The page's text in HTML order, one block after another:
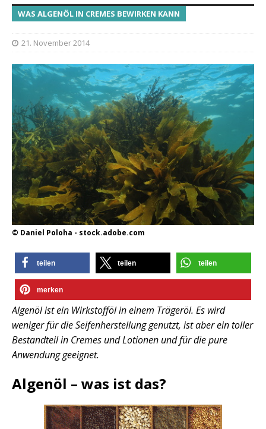
WAS ALGENÖL IN CREMES BEWIRKEN KANN
21. November 2014
© Daniel Poloha - stock.adobe.com
teilen teilen teilen
merken
Algenöl ist ein Wirkstofföl in einem Trägeröl. Es wird
weniger für die Seifenherstellung genutzt, ist aber ein toller
Bestandteil in Cremes und Lotionen und für die pure
Anwendung geeignet.
Algenöl – was ist das?